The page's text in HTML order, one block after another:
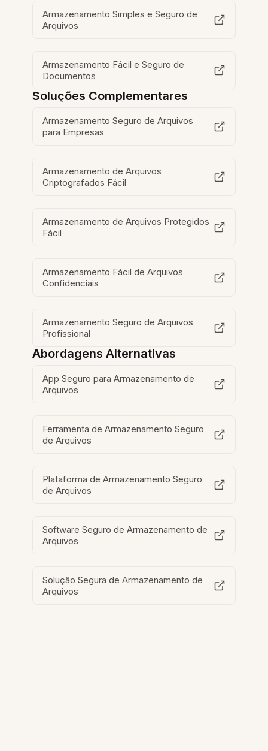
Armazenamento Simples e Seguro de
Arquivos
Armazenamento Fácil e Seguro de
Documentos
Soluções Complementares
Armazenamento Seguro de Arquivos
para Empresas
Armazenamento de Arquivos
Criptografados Fácil
Armazenamento de Arquivos Protegidos
Fácil
Armazenamento Fácil de Arquivos
Confidenciais
Armazenamento Seguro de Arquivos
Profissional
Abordagens Alternativas
App Seguro para Armazenamento de
Arquivos
Ferramenta de Armazenamento Seguro
de Arquivos
Plataforma de Armazenamento Seguro
de Arquivos
Software Seguro de Armazenamento de
Arquivos
Solução Segura de Armazenamento de
Arquivos